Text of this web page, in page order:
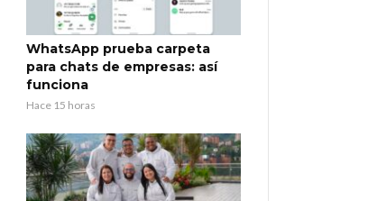
WhatsApp prueba carpeta
para chats de empresas: así
funciona
Hace 15 horas